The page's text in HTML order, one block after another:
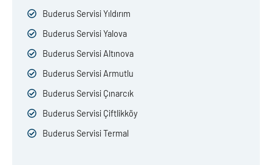
Buderus Servisi Yıldırım
Buderus Servisi Yalova
Buderus Servisi Altınova
Buderus Servisi Armutlu
Buderus Servisi Çınarcık
Buderus Servisi Çiftlikköy
Buderus Servisi Termal